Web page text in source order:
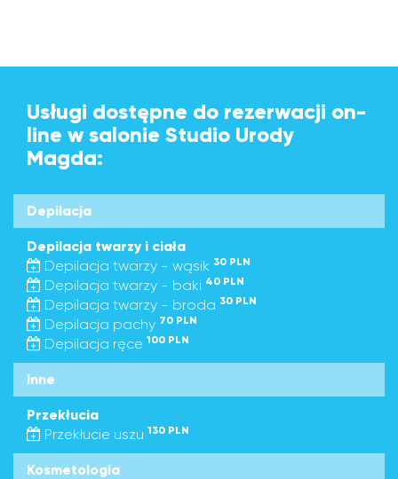
Usługi dostępne do rezerwacji on-
line w salonie Studio Urody
Magda:
Depilacja
Depilacja twarzy i ciała
Depilacja twarzy - wąsik 30 PLN
Depilacja twarzy - baki 40 PLN
Depilacja twarzy - broda 30 PLN
Depilacja pachy 70 PLN
Depilacja ręce 100 PLN
Inne
Przekłucia
Przekłucie uszu 130 PLN
Kosmetologia